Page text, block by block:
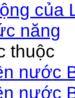
của
năng
thuộc
nước
nước